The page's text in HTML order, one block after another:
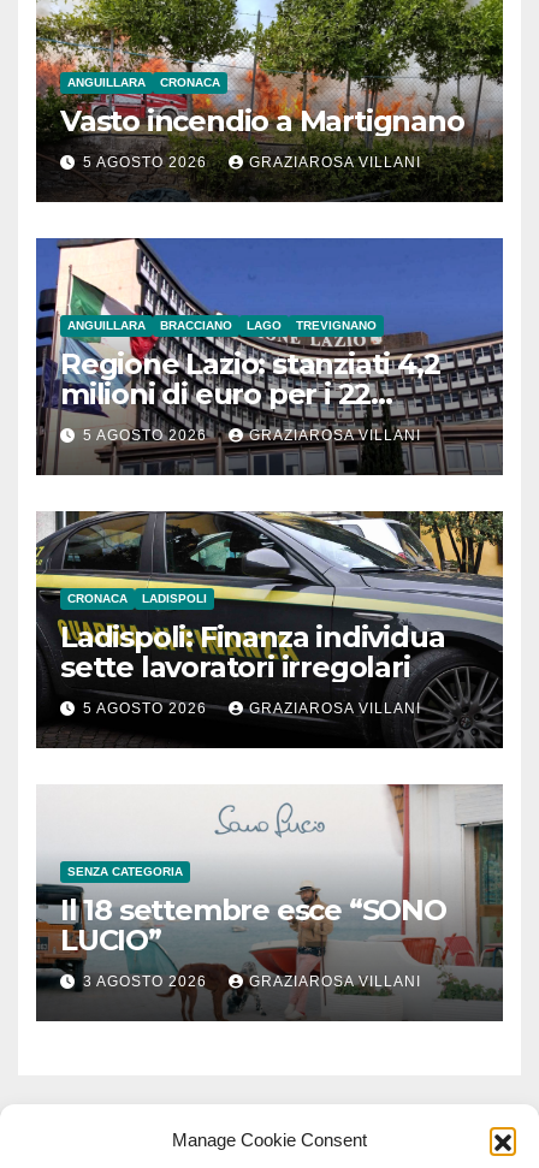
Manage Cookie Consent
ANGUILLARA CRONACA
Vasto incendio a Martignano
5 AGOSTO 2026 GRAZIAROSA VILLANI
ANGUILLARA BRACCIANO LAGO TREVIGNANO
Regione Lazio: stanziati 4,2
milioni di euro per i 22
Comuni dell’Etruria
Meridionale
5 AGOSTO 2026 GRAZIAROSA VILLANI
CRONACA LADISPOLI
Ladispoli: Finanza individua
sette lavoratori irregolari
5 AGOSTO 2026 GRAZIAROSA VILLANI
SENZA CATEGORIA
Il 18 settembre esce “SONO
LUCIO”
3 AGOSTO 2026 GRAZIAROSA VILLANI